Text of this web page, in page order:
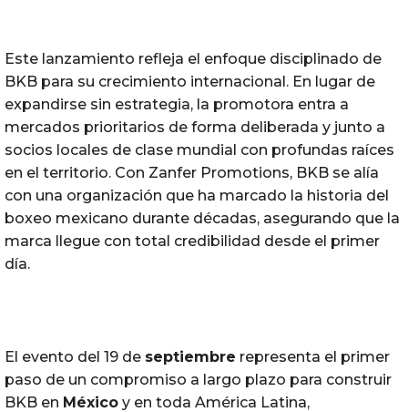
Este lanzamiento refleja el enfoque disciplinado de
BKB para su crecimiento internacional. En lugar de
expandirse sin estrategia, la promotora entra a
mercados prioritarios de forma deliberada y junto a
socios locales de clase mundial con profundas raíces
en el territorio. Con Zanfer Promotions, BKB se alía
con una organización que ha marcado la historia del
boxeo mexicano durante décadas, asegurando que la
marca llegue con total credibilidad desde el primer
día.
El evento del 19 de septiembre representa el primer
paso de un compromiso a largo plazo para construir
BKB en México y en toda América Latina,